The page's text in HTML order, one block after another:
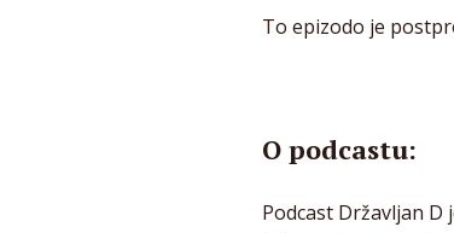
To epizodo je
O podcastu:
Podcast Državljan